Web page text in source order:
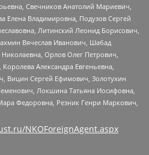
Свечников Анатолий Мариевич,
Владимировна, Подузов Сергей
Литинский Леонид Борисович,
Вячеслав Иванович, Шабад
Орлов Олег Петрович,
Александра Евгеньевна,
Вицин Сергей Ефимович, Золотухин
Локшина Татьяна Иосифовна,
Федоровна, Резник Генри Маркович,
NKOForeignAgent.aspx